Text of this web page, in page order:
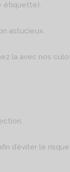
étiquette).
astucieux.
la avec nos
d’éviter le